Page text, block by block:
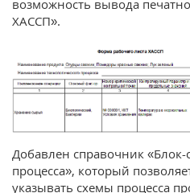
возможность вывода
ХАССП».
Добавлен справочник «Блок-
процесса», который
указывать схемы процесса